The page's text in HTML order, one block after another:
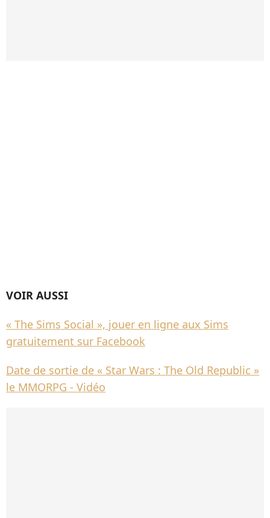
VOIR AUSSI
« The Sims Social », jouer en ligne aux Sims
gratuitement sur Facebook
Date de sortie de « Star Wars : The Old Republic »
le MMORPG - Vidéo